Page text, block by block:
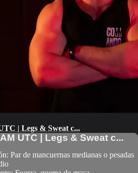
| Legs & Sweat c...
UTC | Legs & Sweat c...
Par de mancuernas medianas o pesadas